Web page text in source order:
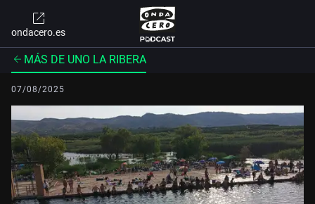
ondacero.es
MÁS DE UNO LA RIBERA
07/08/2025